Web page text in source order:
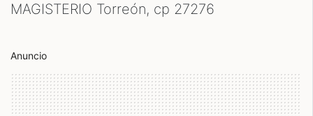
MAGISTERIO Torreón, cp 27276
Anuncio